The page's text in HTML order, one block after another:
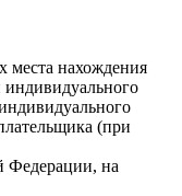
места нахождения
(при
Федерации, на